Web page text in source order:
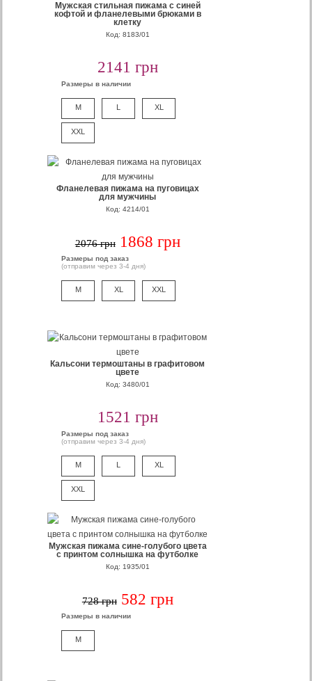
Мужская стильная пижама с синей
кофтой и фланелевыми брюками в
клетку
Код: 8183/01
2141 грн
Размеры в наличии
M L XL
XXL
Фланелевая пижама на пуговицах
для мужчины
Код: 4214/01
2076 грн 1868 грн
Размеры под заказ
(отправим через 3-4 дня)
M XL XXL
Кальсони термоштаны в графитовом
цвете
Код: 3480/01
1521 грн
Размеры под заказ
(отправим через 3-4 дня)
M L XL
XXL
Мужская пижама сине-голубого цвета
с принтом солнышка на футболке
Код: 1935/01
728 грн 582 грн
Размеры в наличии
M